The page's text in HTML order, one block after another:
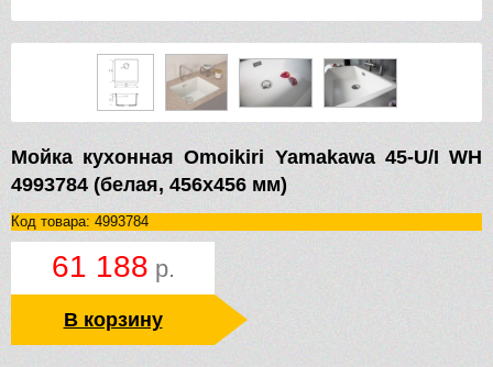
Мойка кухонная Omoikiri Yamakawa 45-U/I WH
4993784 (белая, 456х456 мм)
Код товара: 4993784
61 188 р.
В корзину